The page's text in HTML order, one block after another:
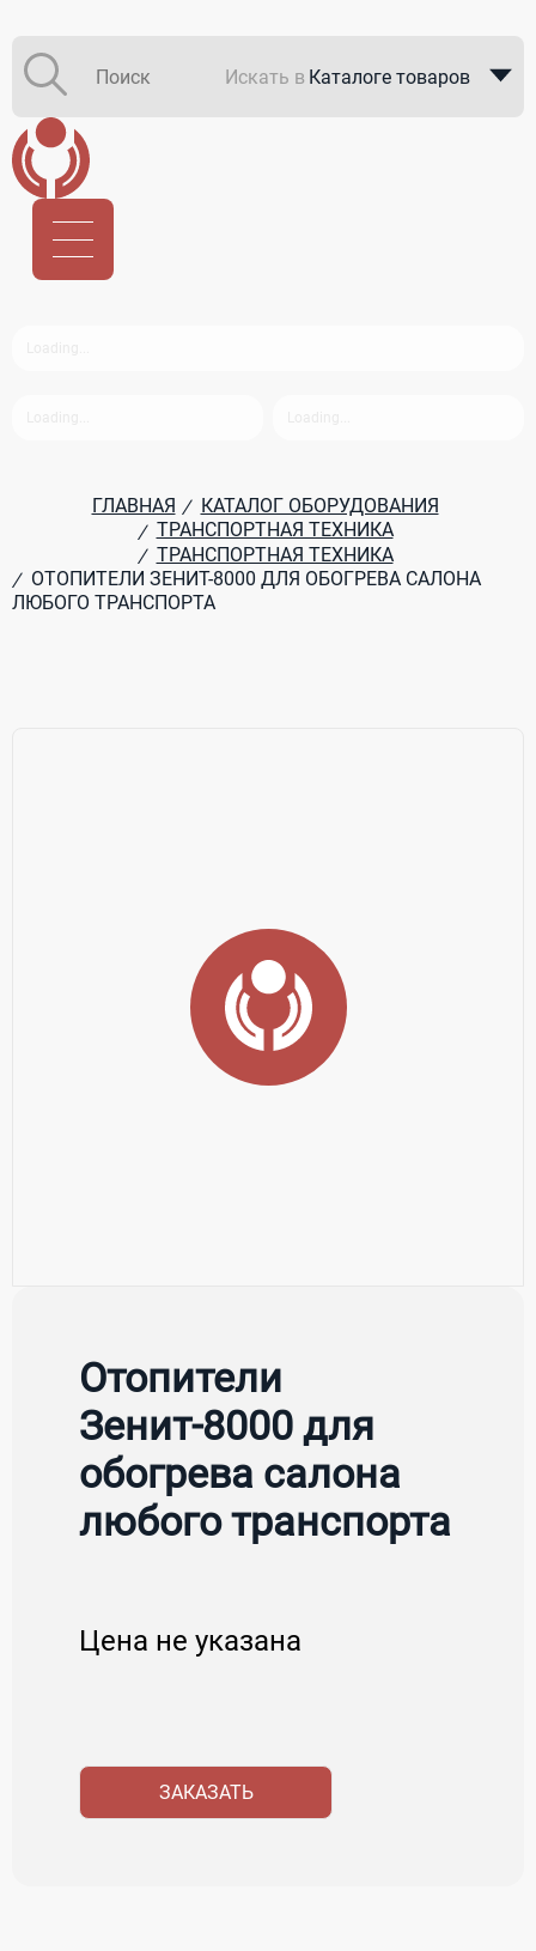
Искать в Каталоге товаров
ГЛАВНАЯ / КАТАЛОГ ОБОРУДОВАНИЯ
/ ТРАНСПОРТНАЯ ТЕХНИКА
/ ТРАНСПОРТНАЯ ТЕХНИКА
/ ОТОПИТЕЛИ ЗЕНИТ-8000 ДЛЯ ОБОГРЕВА САЛОНА
ЛЮБОГО ТРАНСПОРТА
Отопители
Зенит-8000 для
обогрева салона
любого транспорта
Цена не указана
ЗАКАЗАТЬ